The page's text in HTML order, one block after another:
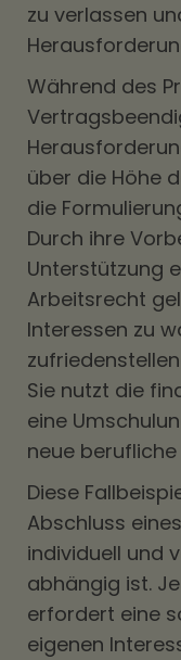
zu verlassen
Während des
über die Höhe
die
Durch ihre
Unterstützung
Arbeitsrecht
Interessen zu
Sie nutzt die
eine
neue
Diese
Abschluss
individuell und
abhängig ist.
erfordert eine
eigenen